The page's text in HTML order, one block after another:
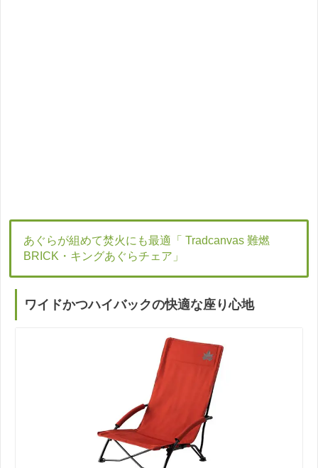
あぐらが組めて焚火にも最適「 Tradcanvas 難燃
BRICK・キングあぐらチェア」
ワイドかつハイバックの快適な座り心地